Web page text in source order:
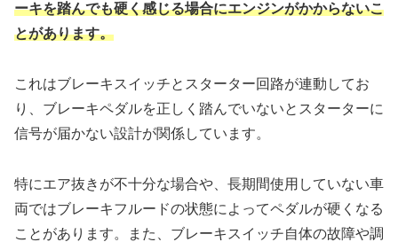
ーキを踏んでも硬く感じる場合にエンジンがかからないこ
とがあります。
これはブレーキスイッチとスターター回路が連動してお
り、ブレーキペダルを正しく踏んでいないとスターターに
信号が届かない設計が関係しています。
特にエア抜きが不十分な場合や、長期間使用していない車
両ではブレーキフルードの状態によってペダルが硬くなる
ことがあります。また、ブレーキスイッチ自体の故障や調